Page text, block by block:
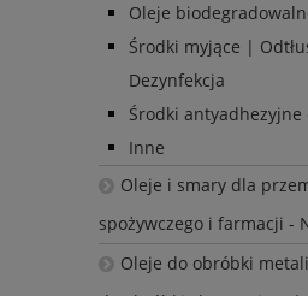
Oleje
Środki myjące |
Dezynfekcja
Środki
Inne
Oleje i smary dla
spożywczego i farmacji -
Oleje do obróbki